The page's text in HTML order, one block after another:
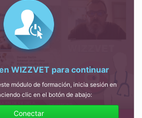
WIZZVET para continuar
módulo de formación, inicia sesión en
clic en el botón de abajo:
Conectar